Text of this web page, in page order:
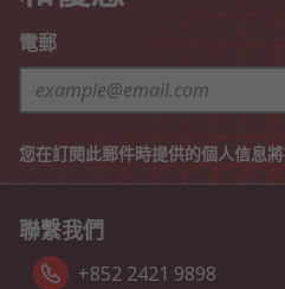
電郵
您在訂閱此郵件時提供的個人信息
聯繫我們
+852 2421 9898